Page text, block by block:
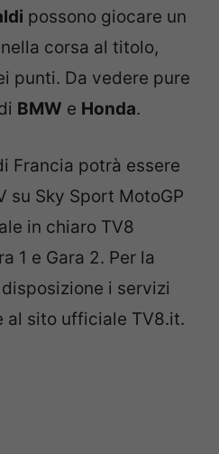
possono giocare un
corsa al titolo,
punti. Da vedere pure
BMW e Honda.
Francia potrà essere
su Sky Sport MotoGP
in chiaro TV8
1 e Gara 2. Per la
i servizi
al sito ufficiale TV8.it.